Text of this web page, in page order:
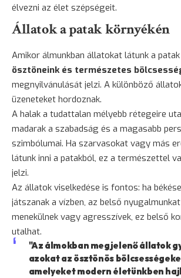
élvezni az élet szépségeit.
Állatok a patak környékén
Amikor álmunkban állatokat látunk a
ösztöneink és természetes
megnyilvánulását jelzi. A különböző
üzeneteket hordoznak.
A halak a tudattalan mélyebb rétegeire
madarak a szabadság és a magasabb
szimbólumai. Ha szarvasokat vagy más
látunk inni a patakból, ez a természettel
jelzi.
Az állatok viselkedése is fontos: ha
játszanak a vízben, az belső
menekülnek vagy agresszívek, ez belső
utalhat.
"Az álmokban megjelenő állatok
azokat az ösztönös
amelyeket modern életünkben